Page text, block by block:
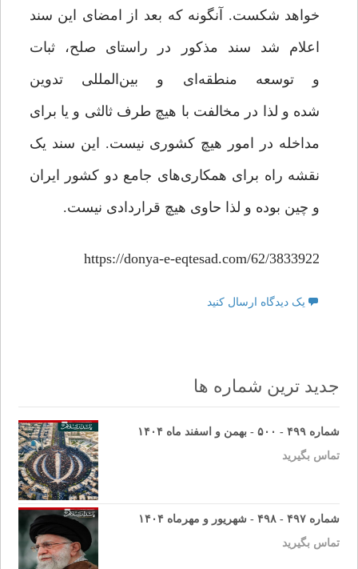
خواهد شکست. آنگونه که بعد از امضای این سند
اعلام شد سند مذکور در راستای صلح، ثبات
و توسعه منطقه‌ای و بین‌المللی تدوین
شده و لذا در مخالفت با هیچ طرف ثالثی و یا برای
مداخله در امور هیچ کشوری نیست. این سند یک
نقشه راه برای همکاری‌های جامع دو کشور ایران
و چین بوده و لذا حاوی هیچ قراردادی نیست.
https://donya-e-eqtesad.com/62/3833922
یک دیدگاه ارسال کنید
جدید ترین شماره ها
شماره ۴۹۹ - ۵۰۰ - بهمن و اسفند ماه ۱۴۰۴
تماس بگیرید
شماره ۴۹۷ - ۴۹۸ - شهریور و مهرماه ۱۴۰۴
تماس بگیرید